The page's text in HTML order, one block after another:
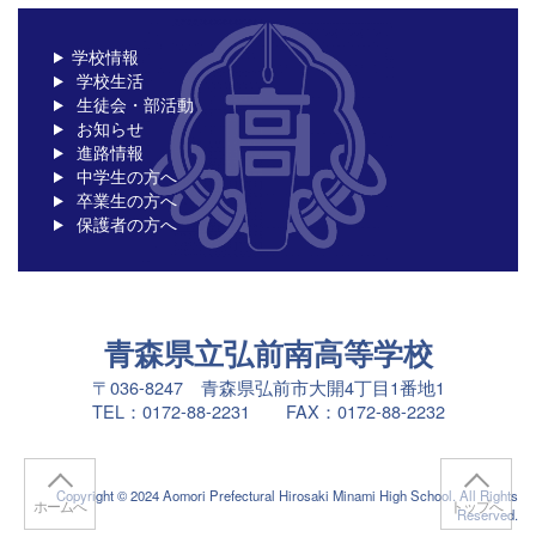
学校情報
学校生活
生徒会・部活動
お知らせ
進路情報
中学生の方へ
卒業生の方へ
保護者の方へ
青森県立弘前南高等学校
〒036-8247 青森県弘前市大開4丁目1番地1
TEL：0172-88-2231 FAX：0172-88-2232
Copyright © 2024 Aomori Prefectural Hirosaki Minami High School. All Rights
Reserved.
ホームへ トップへ